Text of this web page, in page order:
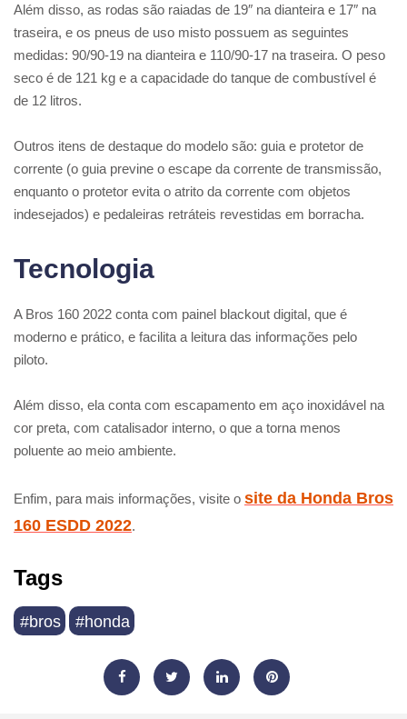
Além disso, as rodas são raiadas de 19″ na dianteira e 17″ na
traseira, e os pneus de uso misto possuem as seguintes
medidas: 90/90-19 na dianteira e 110/90-17 na traseira. O peso
seco é de 121 kg e a capacidade do tanque de combustível é
de 12 litros.
Outros itens de destaque do modelo são: guia e protetor de
corrente (o guia previne o escape da corrente de transmissão,
enquanto o protetor evita o atrito da corrente com objetos
indesejados) e pedaleiras retráteis revestidas em borracha.
Tecnologia
A Bros 160 2022 conta com painel blackout digital, que é
moderno e prático, e facilita a leitura das informações pelo
piloto.
Além disso, ela conta com escapamento em aço inoxidável na
cor preta, com catalisador interno, o que a torna menos
poluente ao meio ambiente.
Enfim, para mais informações, visite o site da Honda Bros
160 ESDD 2022.
Tags
#bros #honda